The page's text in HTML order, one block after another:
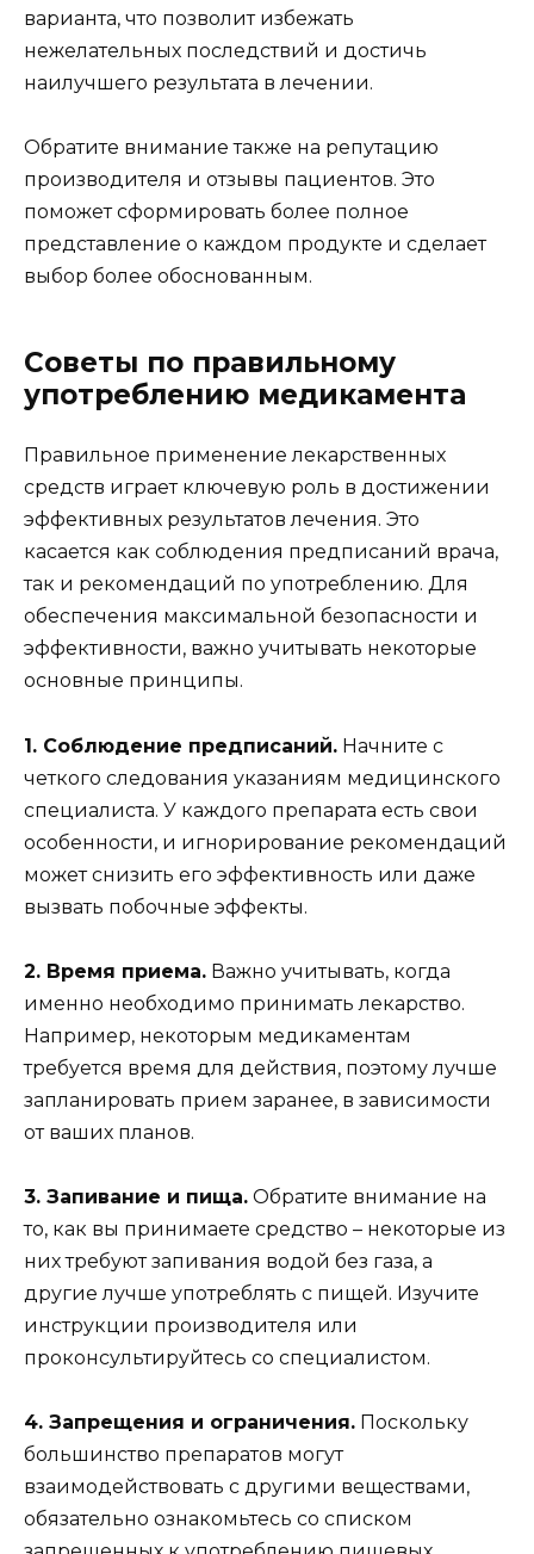
варианта, что позволит избежать
нежелательных последствий и достичь
наилучшего результата в лечении.
Обратите внимание также на репутацию
производителя и отзывы пациентов. Это
поможет сформировать более полное
представление о каждом продукте и сделает
выбор более обоснованным.
Советы по правильному
употреблению медикамента
Правильное применение лекарственных
средств играет ключевую роль в достижении
эффективных результатов лечения. Это
касается как соблюдения предписаний врача,
так и рекомендаций по употреблению. Для
обеспечения максимальной безопасности и
эффективности, важно учитывать некоторые
основные принципы.
1. Соблюдение предписаний. Начните с
четкого следования указаниям медицинского
специалиста. У каждого препарата есть свои
особенности, и игнорирование рекомендаций
может снизить его эффективность или даже
вызвать побочные эффекты.
2. Время приема. Важно учитывать, когда
именно необходимо принимать лекарство.
Например, некоторым медикаментам
требуется время для действия, поэтому лучше
запланировать прием заранее, в зависимости
от ваших планов.
3. Запивание и пища. Обратите внимание на
то, как вы принимаете средство – некоторые из
них требуют запивания водой без газа, а
другие лучше употреблять с пищей. Изучите
инструкции производителя или
проконсультируйтесь со специалистом.
4. Запрещения и ограничения. Поскольку
большинство препаратов могут
взаимодействовать с другими веществами,
обязательно ознакомьтесь со списком